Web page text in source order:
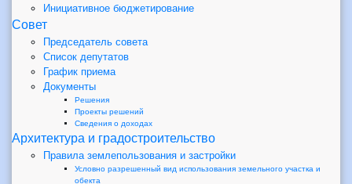
Инициативное бюджетирование
Совет
Председатель совета
Список депутатов
График приема
Документы
Решения
Проекты решений
Сведения о доходах
Архитектура и градостроительство
Правила землепользования и застройки
Условно разрешенный вид использования земельного участка и
обекта